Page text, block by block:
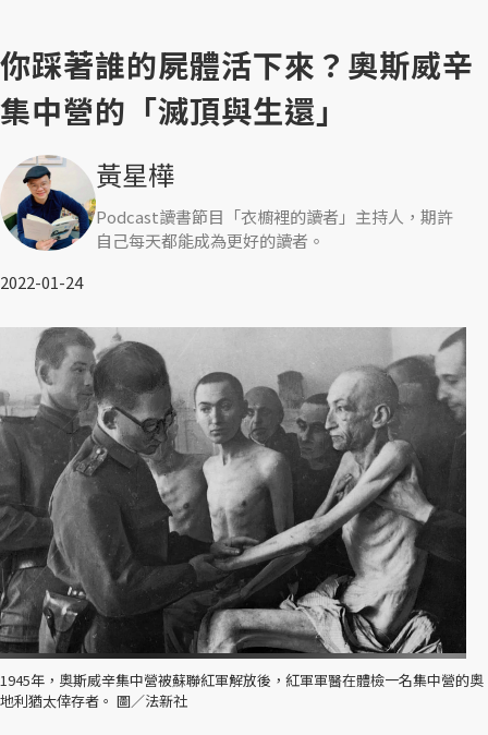
你踩著誰的屍體活下來？奧斯威辛
集中營的「滅頂與生還」
黃星樺
Podcast讀書節目「衣櫥裡的讀者」主持人，期許
自己每天都能成為更好的讀者。
2022-01-24
1945年，奧斯威辛集中營被蘇聯紅軍解放後，紅軍軍醫在體檢一名集中營的奧
地利猶太倖存者。 圖／法新社